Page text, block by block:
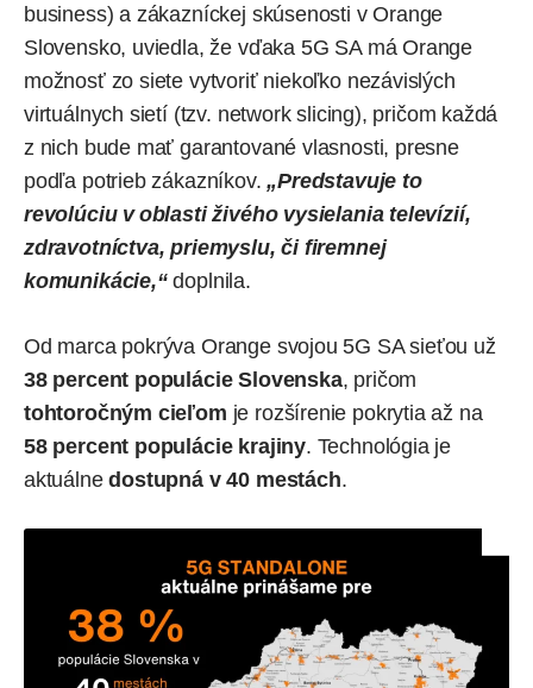
business) a zákazníckej skúsenosti v Orange
Slovensko, uviedla, že vďaka 5G SA má Orange
možnosť zo siete vytvoriť niekoľko nezávislých
virtuálnych sietí (tzv. network slicing), pričom každá
z nich bude mať garantované vlasnosti, presne
podľa potrieb zákazníkov.„Predstavuje to
revolúciu v oblasti živého vysielania televízií,
zdravotníctva, priemyslu, či firemnej
komunikácie,“doplnila.
Od marca pokrýva Orange svojou 5G SA sieťou už
38 percent populácie Slovenska, pričom
tohtoročným cieľom je rozšírenie pokrytia až na
58 percent populácie krajiny. Technológia je
aktuálnedostupná v 40 mestách.